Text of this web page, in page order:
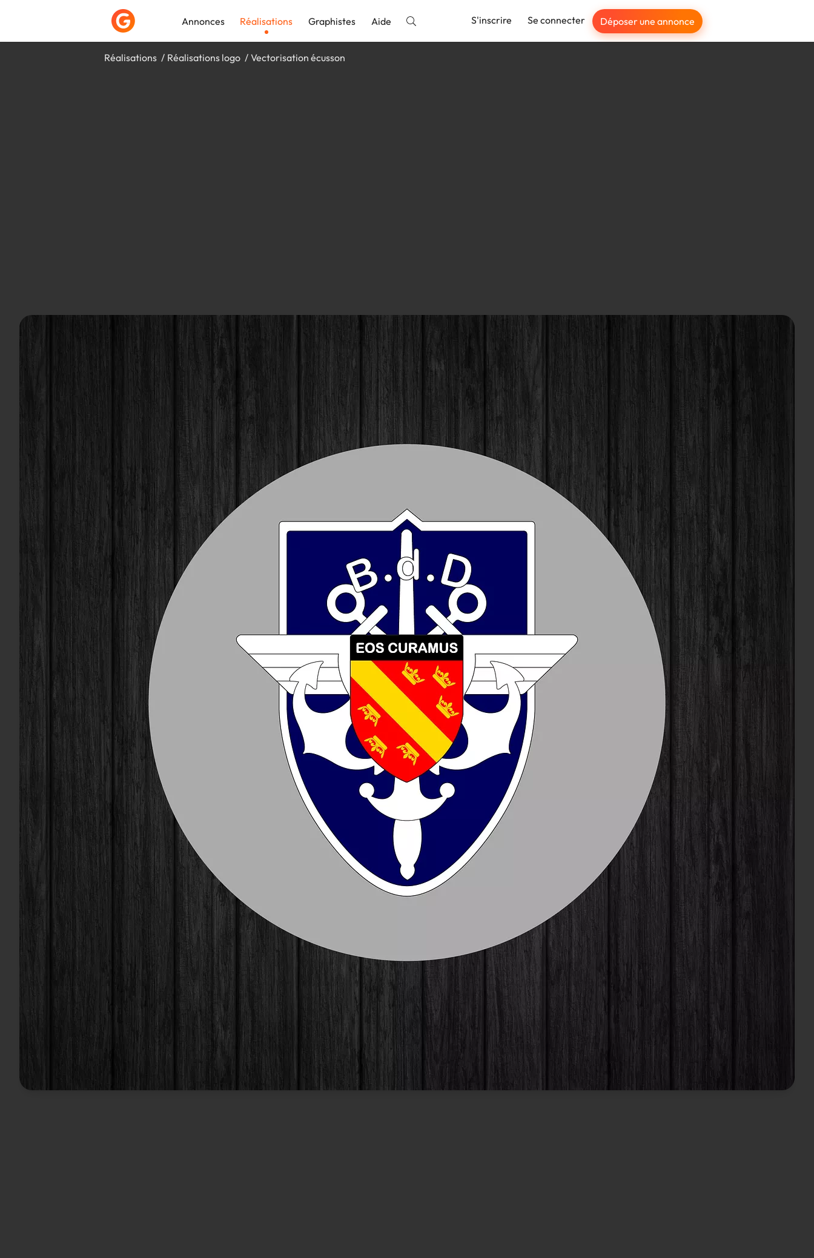
Annonces Réalisations Graphistes Aide S'inscrire Se connecter Déposer une annonce
Réalisations Réalisations logo Vectorisation écusson